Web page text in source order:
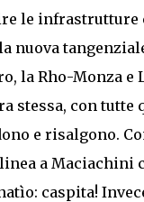
le infrastrutture
nuova
la Rho-Monza
stessa, con
e risalgono.
a Maciachini
caspita!